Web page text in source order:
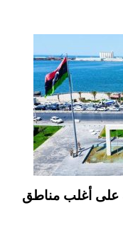
على أغلب مناطق